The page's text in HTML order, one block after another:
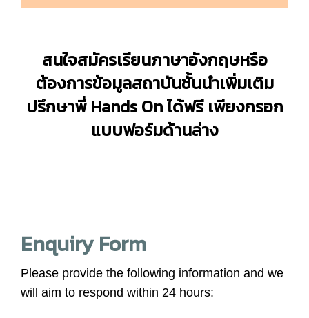
สนใจสมัครเรียนภาษาอังกฤษหรือ
ต้องการข้อมูลสถาบันชั้นนำเพิ่มเติม
ปรึกษาพี่ Hands Onได้ฟรี เพียงกรอก
แบบฟอร์มด้านล่าง
Enquiry Form
Please provide the following information and we
will aim to respond within 24 hours: